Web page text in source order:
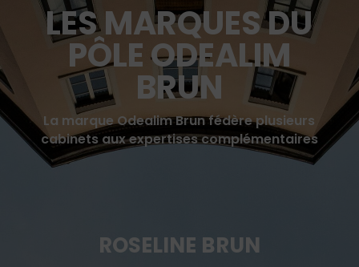
LES MARQUES DU
PÔLE ODEALIM
BRUN
La marque Odealim Brun fédère plusieurs
cabinets aux expertises complémentaires
ROSELINE BRUN